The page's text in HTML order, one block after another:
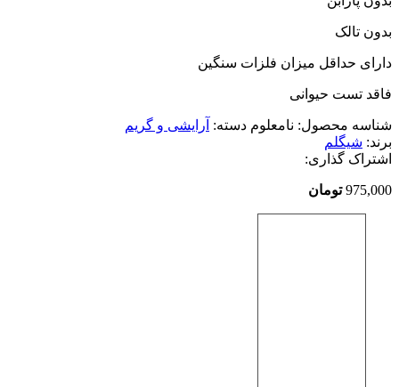
بدون تالک
دارای حداقل میزان فلزات سنگین
فاقد تست حیوانی
شناسه محصول: نامعلوم دسته: آرایشی و گریم
برند: شیگلم
اشتراک گذاری:
975,000 تومان